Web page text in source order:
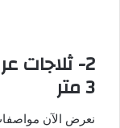
3 متر
نعرض الآن